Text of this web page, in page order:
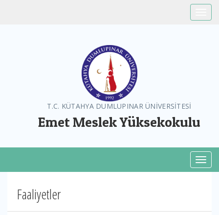
T.C. KÜTAHYA DUMLUPINAR ÜNİVERSİTESİ
Emet Meslek Yüksekokulu
Faaliyetler